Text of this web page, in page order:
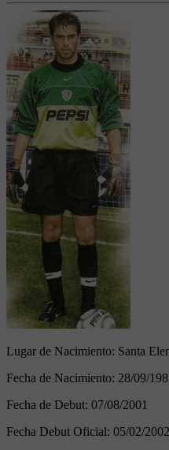
Lugar de Nacimiento: Santa
Fecha de Nacimiento: 28/09/
Fecha de Debut: 07/08/2001
Fecha Debut Oficial: 05/02/2002